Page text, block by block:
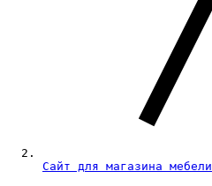
Сайт для магазина мебели